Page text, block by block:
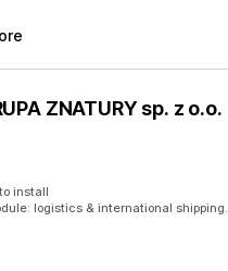
ZNATURY sp. z o.o.
4
install
logistics & international shipping.